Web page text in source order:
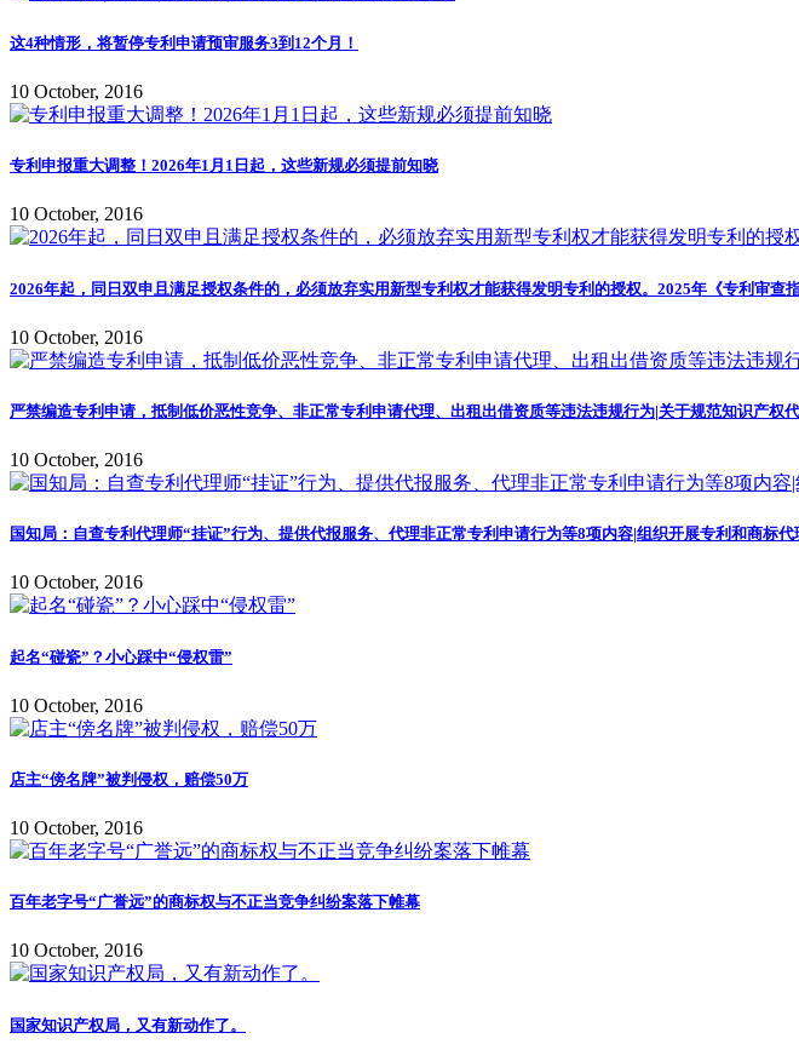
这4种情形，将暂停专利申请预审服务3到12个月！
10 October, 2016
专利申报重大调整！2026年1月1日起，这些新规必须提前知晓
10 October, 2016
2026年起，同日双申且满足授权条件的，必须放弃实用新型专利权才能获得发明专利的授权。2025年《专利审查
10 October, 2016
严禁编造专利申请，抵制低价恶性竞争、非正常专利申请代理、出租出借资质等违法违规行为|关于规范知识产权
10 October, 2016
国知局：自查专利代理师“挂证”行为、提供代报服务、代理非正常专利申请行为等8项内容|组织开展专利和商标
10 October, 2016
起名“碰瓷”？小心踩中“侵权雷”
10 October, 2016
店主“傍名牌”被判侵权，赔偿50万
10 October, 2016
百年老字号“广誉远”的商标权与不正当竞争纠纷案落下帷幕
10 October, 2016
国家知识产权局，又有新动作了。